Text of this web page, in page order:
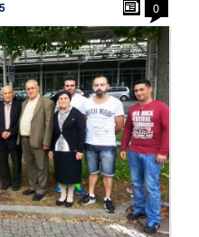
0